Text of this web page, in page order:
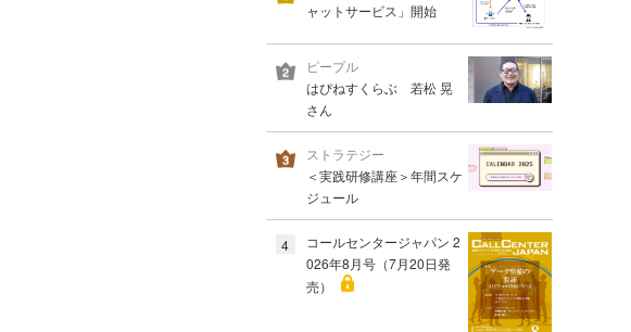
ャットサービス」開始
ピープル
はぴねすくらぶ 若松 晃
さん
ストラテジー
＜実践研修講座＞年間スケ
ジュール
4
コールセンタージャパン 2
026年8月号（7月20日発
売）